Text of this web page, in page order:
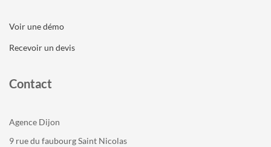
Voir une démo
Recevoir un devis
Contact
Agence Dijon
9 rue du faubourg Saint Nicolas